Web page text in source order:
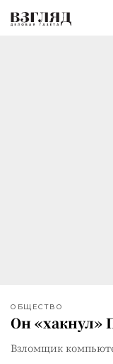
ОБЩЕСТВО
Он «хакнул»
Взломщик